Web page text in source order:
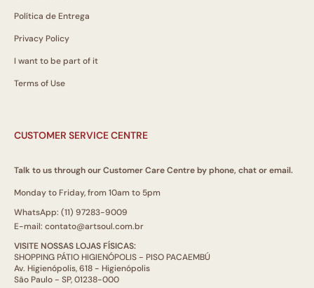
Política de Entrega
Privacy Policy
I want to be part of it
Terms of Use
CUSTOMER SERVICE CENTRE
Talk to us through our Customer Care Centre by phone, chat or email.
Monday to Friday, from 10am to 5pm
WhatsApp: (11) 97283-9009
E-mail: contato@artsoul.com.br
VISITE NOSSAS LOJAS FÍSICAS:
SHOPPING PÁTIO HIGIENÓPOLIS - PISO PACAEMBÚ
Av. Higienópolis, 618 - Higienópolis
São Paulo - SP, 01238-000